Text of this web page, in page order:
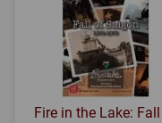
Fire in the Lake: